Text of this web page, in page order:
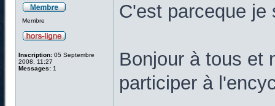
Membre
Inscription: 05 Septembre
2008, 11:27
Messages: 1
C'est parceque
Bonjour à tous et
participer à